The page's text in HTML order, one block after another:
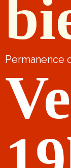
Permanence